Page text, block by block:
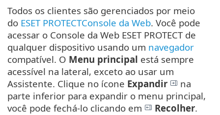
Todos os clientes são gerenciados por meio
do ESET PROTECTConsole da Web. Você pode
acessar o Console da Web ESET PROTECT de
qualquer dispositivo usando um navegador
compatível. O Menu principal está sempre
acessível na lateral, exceto ao usar um
Assistente. Clique no ícone Expandir
na
parte inferior para expandir o menu principal,
você pode fechá-lo clicando em
Recolher.